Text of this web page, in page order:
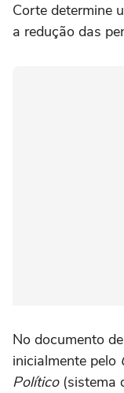
Corte determine
a redução das
No documento
inicialmente pelo
Político(sistema